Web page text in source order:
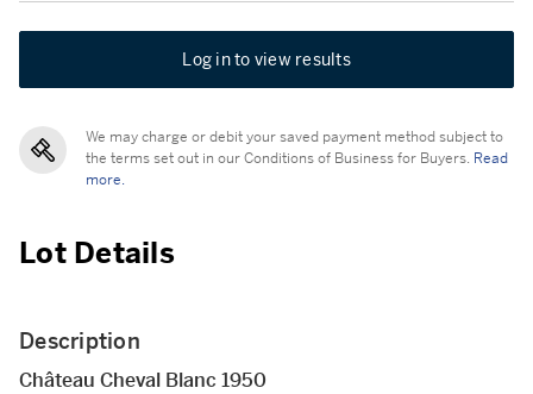
Log in to view results
We may charge or debit your saved payment method subject to
the terms set out in our Conditions of Business for Buyers. Read
more.
Lot Details
Description
Château Cheval Blanc 1950